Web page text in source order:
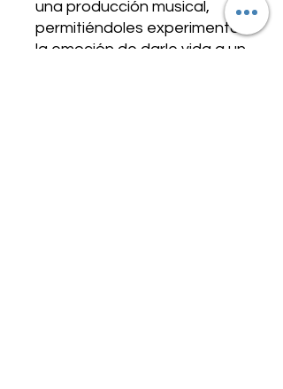
una producción musical,
permitiéndoles experimentar
la emoción de darle vida a un